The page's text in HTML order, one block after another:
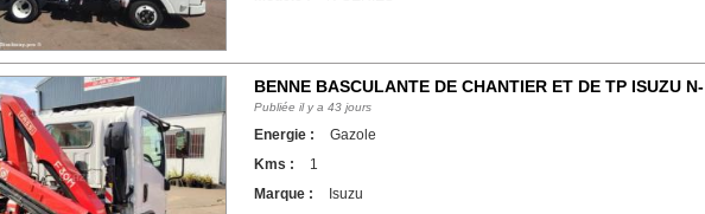
BENNE BASCULANTE DE CHANTIER ET DE TP ISUZU N-
SERIES
Publiée il y a 43 jours
Energie :
Gazole
Kms :
1
Marque :
Isuzu